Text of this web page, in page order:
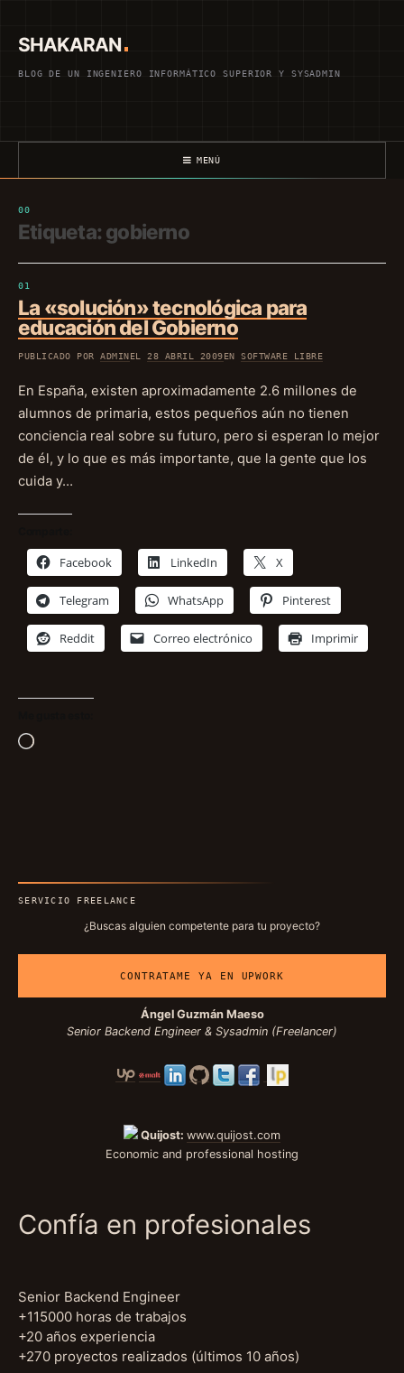
contenido
SHAKARAN
BLOG DE UN INGENIERO INFORMÁTICO SUPERIOR Y SYSADMIN
MENÚ
Etiqueta: gobierno
La «solución» tecnológica para
educación del Gobierno
PUBLICADO PORADMINEL28 ABRIL 2009ENSOFTWARE LIBRE
En España, existen aproximadamente 2.6 millones de
alumnos de primaria, estos pequeños aún no tienen
conciencia real sobre su futuro, pero si esperan lo mejor
de él, y lo que es más importante, que la gente que los
cuida y…
Facebook LinkedIn X
Telegram WhatsApp Pinterest
Reddit Correo electrónico Imprimir
Cargando...
SERVICIO FREELANCE
¿Buscas alguien competente para tu proyecto?
CONTRATAME YA EN UPWORK
Ángel Guzmán Maeso
Senior Backend Engineer & Sysadmin (Freelancer)
Quijost: www.quijost.com
Economic and professional hosting
Confía en profesionales
Senior Backend Engineer
+115000 horas de trabajos
+20 años experiencia
+270 proyectos realizados (últimos 10 años)